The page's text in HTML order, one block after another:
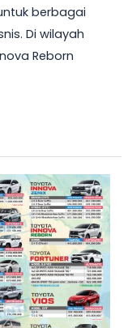
berbagai
Di wilayah
Reborn